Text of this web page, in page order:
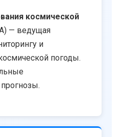
космической
— ведущая
и
погоды.